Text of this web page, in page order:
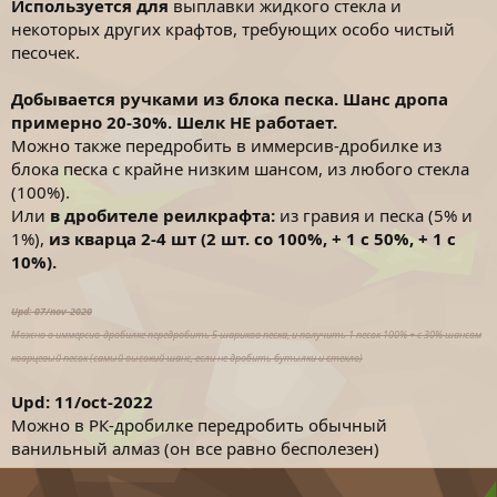
Используется для выплавки жидкого стекла и
некоторых других крафтов, требующих особо чистый
песочек.
Добывается ручками из блока песка. Шанс дропа
примерно 20-30%. Шелк НЕ работает.
Можно также передробить в иммерсив-дробилке из
блока песка с крайне низким шансом, из любого стекла
(100%).
Или в дробителе реилкрафта: из гравия и песка (5% и
1%), из кварца 2-4 шт (2 шт. со 100%, + 1 с 50%, + 1 с
10%).
Upd: 07/nov-2020
Можно в иммерсив-дробилке передробить 5 шариков песка, и получить 1 песок 100% + с 30% шансом
кварцевый песок (самый высокий шанс, если не дробить бутылки и стекло)
Upd: 11/oct-2022
Можно в РК-дробилке передробить обычный
ванильный алмаз (он все равно бесполезен)